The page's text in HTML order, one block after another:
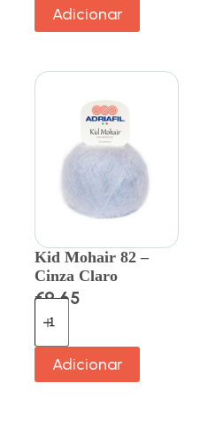
Adicionar
Kid Mohair 82 –
Cinza Claro
€9.65
Adicionar